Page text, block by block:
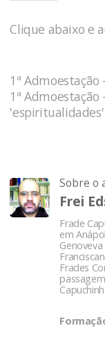
Clique abaixo e
1ª Admoestação
1ª
'espiritualidades'
Sobre o
Frei
Frade
em
Frades